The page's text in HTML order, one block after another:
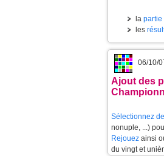
la partie
les
06/10/
Ajout des
Sélectionnez
nonuple, ...)
Rejouez ainsi
du vingt et